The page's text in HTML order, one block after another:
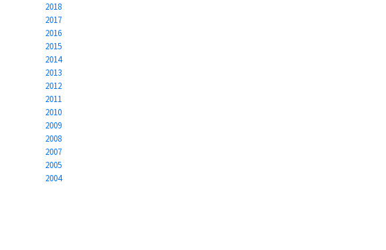
2018
2017
2016
2015
2014
2013
2012
2011
2010
2009
2008
2007
2005
2004